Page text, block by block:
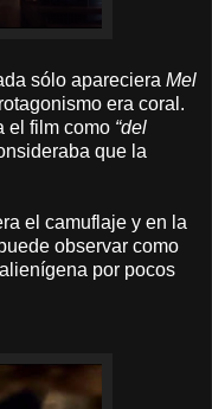
sólo apareciera Mel
era coral.
el film como “del
que la
el camuflaje y en la
observar como
por pocos